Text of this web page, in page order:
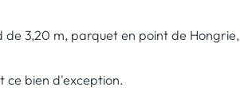
de 3,20 m, parquet en point de Hongrie,
ce bien d'exception.